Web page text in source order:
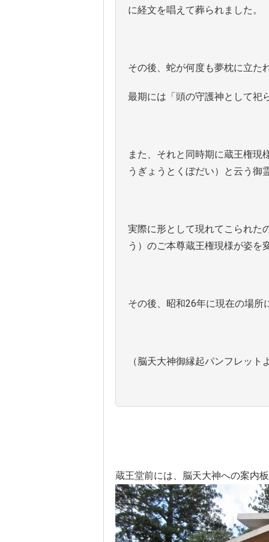
に経文を唱えて葬られました。
その後、蛇が何度も夢枕に立た
最期には「頭の守護神として祀
また、それと同時期に蔵王権現
うぎょうとくぼだい）と云う御
実際に形として現れてこられた
う）のご本尊蔵王権現様が姿を
その後、昭和26年に現在の場所
（脳天大神御縁起パンフレット
蔵王堂前には、脳天大神への案内